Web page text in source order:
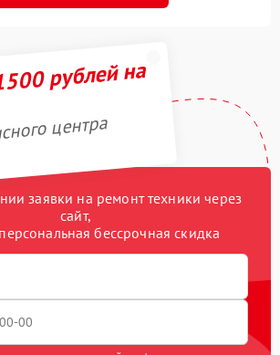
рублей на
центра
заявки на ремонт техники через
сайт,
бессрочная скидка